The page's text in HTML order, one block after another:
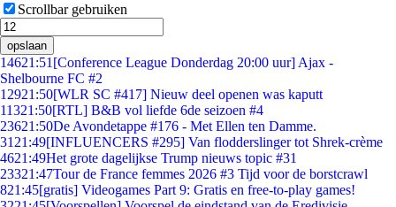
Scrollbar gebruiken
opslaan
14621:51 [Conference League Donderdag 20:00 uur] Ajax -
Shelbourne FC #2
12921:50[WLR SC #417] Nieuw deel openen was kaputt
11321:50[RTL] B&B vol liefde 6de seizoen #4
23621:50De Avondetappe #176 - Met Ellen ten Damme.
31 21:49[INFLUENCERS #295] Van flodderslinger tot Shrek-crème
4621:49Het grote dagelijkse Trump nieuws topic #31
23321:47Tour de France femmes 2026 #3 Tijd voor de borstcrawl
821:45[gratis] Videogames Part 9: Gratis en free-to-play games!